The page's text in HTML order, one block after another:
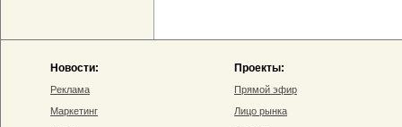
Новости:
Реклама
Маркетинг
Проекты:
Прямой эфир
Лицо рынка